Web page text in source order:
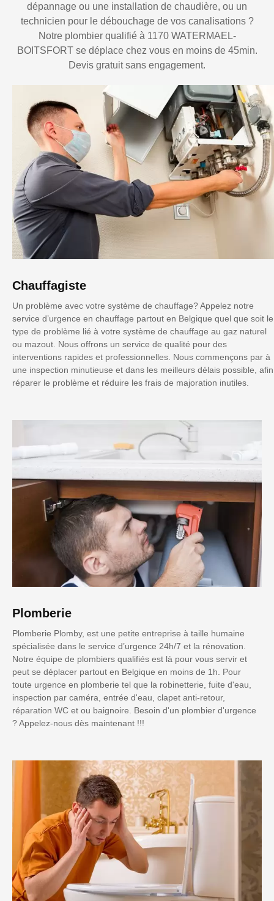
dépannage ou une installation de chaudière, ou un
technicien pour le débouchage de vos canalisations ?
Notre plombier qualifié à 1170 WATERMAEL-
BOITSFORT se déplace chez vous en moins de 45min.
Devis gratuit sans engagement.
Chauffagiste
Un problème avec votre système de chauffage? Appelez notre
service d’urgence en chauffage partout en Belgique quel que soit le
type de problème lié à votre système de chauffage au gaz naturel
ou mazout. Nous offrons un service de qualité pour des
interventions rapides et professionnelles. Nous commençons par à
une inspection minutieuse et dans les meilleurs délais possible, afin
réparer le problème et réduire les frais de majoration inutiles.
Plomberie
Plomberie Plomby, est une petite entreprise à taille humaine
spécialisée dans le service d’urgence 24h/7 et la rénovation.
Notre équipe de plombiers qualifiés est là pour vous servir et
peut se déplacer partout en Belgique en moins de 1h. Pour
toute urgence en plomberie tel que la robinetterie, fuite d'eau,
inspection par caméra, entrée d'eau, clapet anti-retour,
réparation WC et ou baignoire. Besoin d'un plombier d'urgence
? Appelez-nous dès maintenant !!!